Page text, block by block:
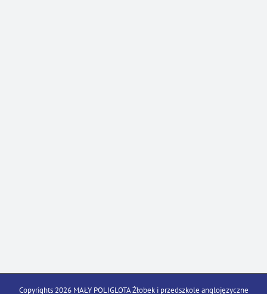
Copyrights 2026 MAŁY POLIGLOTA Żłobek i przedszkole anglojęzyczne